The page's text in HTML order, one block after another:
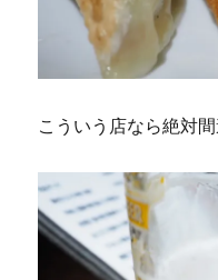
こういう店なら絶対